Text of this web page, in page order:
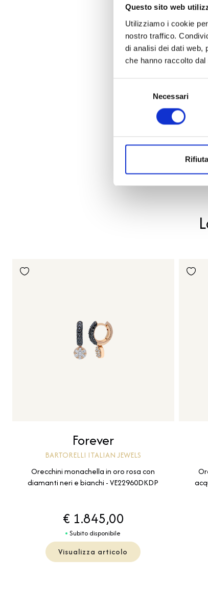
Questo sito web
Utilizziamo i cookie
nostro traffico.
di analisi dei dati web,
che hanno raccolto
Necessari
Rifiuta
Forever
BARTORELLI ITALIAN JEWELS
Orecchini monachella in oro rosa con
diamanti neri e bianchi - VE22960DKDP
€ 1.845,00
Subito disponibile
Visualizza articolo